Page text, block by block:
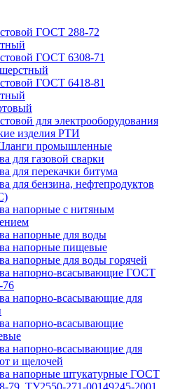
ГОСТ 288-72
ГОСТ 6308-71
ГОСТ 6418-81
для электрооборудования
изделия РТИ
промышленные
для газовой сварки
для перекачки битума
для бензина, нефтепродуктов
напорные с нитяным
напорные для воды
напорные пищевые
напорные для воды горячей
напорно-всасывающие ГОСТ
76
напорно-всасывающие для
напорно-всасывающие
напорно-всасывающие для
и щелочей
напорные штукатурные ГОСТ
79, ТУ2550-271-00149245-2001